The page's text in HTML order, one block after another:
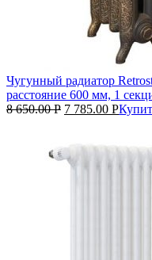
Чугунный радиатор
расстояние 600 мм, 1
8 650.00Р 7 785.00 Р